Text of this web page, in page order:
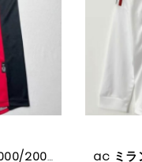
ac ミラン ユニフォーム 2000/2002 ホーム ヴィンテージバージョン 半袖